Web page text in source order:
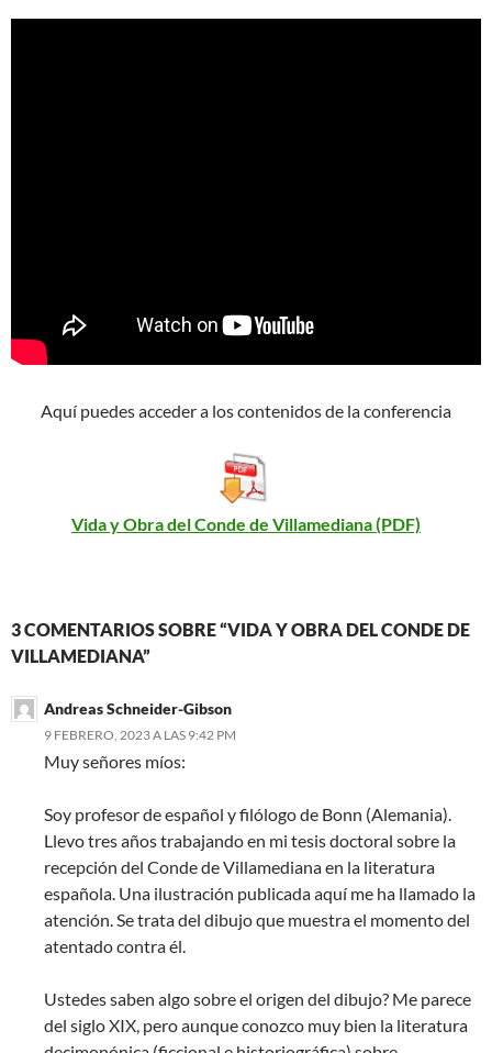
Aquí puedes acceder a los contenidos de la conferencia
Vida y Obra del Conde de Villamediana (PDF)
3 COMENTARIOS SOBRE “VIDA Y OBRA DEL CONDE DE
VILLAMEDIANA”
Andreas Schneider-Gibson
9 FEBRERO, 2023 A LAS 9:42 PM
Muy señores míos:
Soy profesor de español y filólogo de Bonn (Alemania).
Llevo tres años trabajando en mi tesis doctoral sobre la
recepción del Conde de Villamediana en la literatura
española. Una ilustración publicada aquí me ha llamado la
atención. Se trata del dibujo que muestra el momento del
atentado contra él.
Ustedes saben algo sobre el origen del dibujo? Me parece
del siglo XIX, pero aunque conozco muy bien la literatura